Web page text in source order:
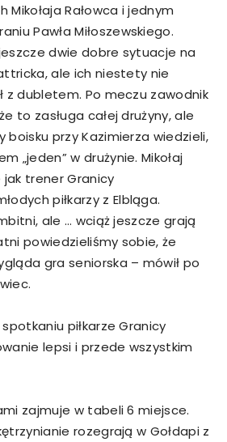
Mikołaja Rałowca i jednym
Pawła Miłoszewskiego.
jeszcze dwie dobre sytuacje na
ale ich niestety nie
z dubletem. Po meczu zawodnik
to zasługa całej drużyny, ale
boisku przy Kazimierza wiedzieli,
„jeden” w drużynie. Mikołaj
jak trener Granicy
piłkarzy z Elbląga.
ale … wciąż jeszcze grają
powiedzieliśmy sobie, że
gra seniorska – mówił po
piłkarze Granicy
lepsi i przede wszystkim
zajmuje w tabeli 6 miejsce.
rozegrają w Gołdapi z